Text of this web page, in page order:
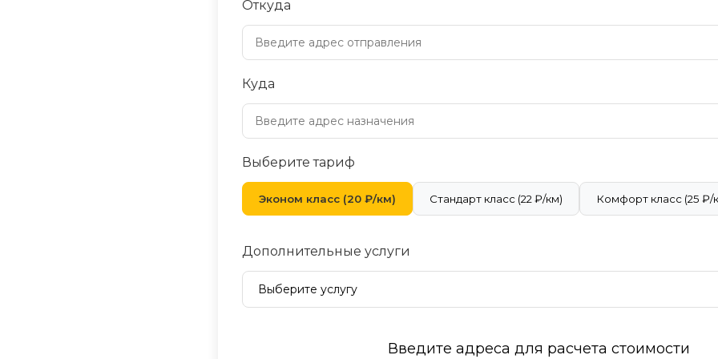
Откуда
Куда
Выберите тариф
Эконом класс (20 ₽/км) Стандарт класс (22 ₽/км) Комфорт класс (25 ₽/
Дополнительные услуги
Введите адреса для расчета стоимости